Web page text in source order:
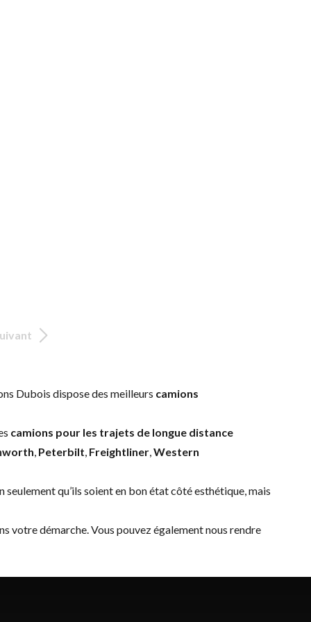
Dubois dispose des meilleurs camions
camions pour les trajets de longue distance
, Peterbilt, Freightliner,Western
seulement qu’ils soient en bon état côté esthétique, mais
votre démarche. Vous pouvez également nous rendre